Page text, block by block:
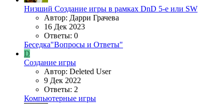
Низший Создание игры в рамках DnD 5-e или SW
Автор: Дарри Грачева
16 Дек 2023
Ответы: 0
Беседка"Вопросы и Ответы"
D
Создание игры
Автор: Deleted User
9 Дек 2022
Ответы: 2
Компьютерные игры